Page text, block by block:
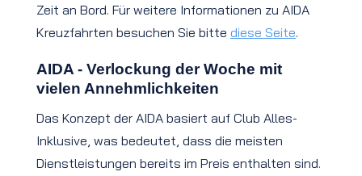
Zeit an Bord. Für weitere Informationen zu AIDA
Kreuzfahrten besuchen Sie bitte diese Seite.
AIDA - Verlockung der Woche mit
vielen Annehmlichkeiten
Das Konzept der AIDA basiert auf Club Alles-
Inklusive, was bedeutet, dass die meisten
Dienstleistungen bereits im Preis enthalten sind.